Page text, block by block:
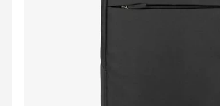
oluşur. Bu bölmeler sayesinde
düzenli bir şekilde saklayabilir
erişebilirsiniz.
Laptop Bölmesi:
İçerisinde
laptop bölmesi bulunan